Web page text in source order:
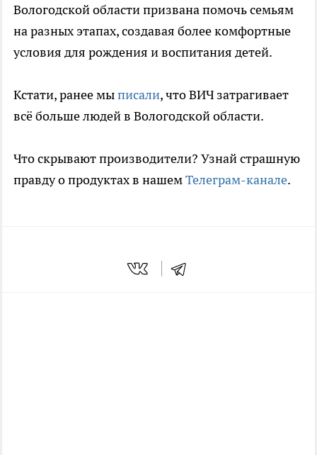
Вологодской области призвана помочь семьям
на разных этапах, создавая более комфортные
условия для рождения и воспитания детей.
Кстати, ранее мыписали, что ВИЧ затрагивает
всё больше людей в Вологодской области.
Что скрывают производители? Узнай страшную
правду о продуктах в нашемТелеграм-канале.